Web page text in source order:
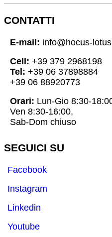
CONTATTI
E-mail: info@hocus-
Cell: +39 379 2968198
Tel: +39 06 37898884
+39 06 88920773
Orari: Lun-Gio 8:30-
Ven 8:30-16:00,
Sab-Dom chiuso
SEGUICI SU
Facebook
Instagram
Linkedin
Youtube